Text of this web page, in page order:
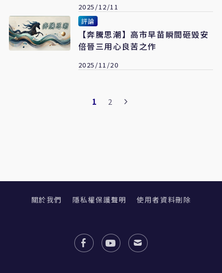
2025/12/11
評論
【奔騰思潮】高市早苗瞬間砸毀安
倍晉三用心良苦之作
2025/11/20
1 2
關於我們 隱私權保護聲明 使用者資料刪除